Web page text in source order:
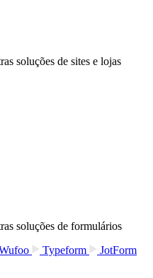
soluções de sites e lojas
soluções de formulários
Typeform
JotForm